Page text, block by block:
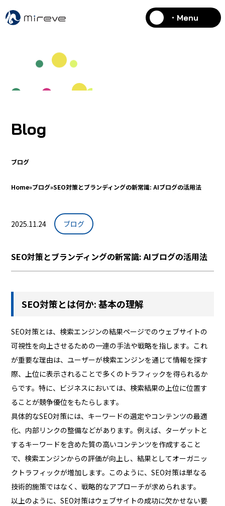
・Menu
Blog
ブログ
Home»ブログ»SEO対策とブランディングの新常識: AIブログの活用法
2025.11.24 ブログ
SEO対策とブランディングの新常識: AIブログの活用法
SEO対策とは何か: 基本の理解
SEO対策とは、検索エンジンの結果ページでのウェブサイトの
可視性を向上させるための一連の手法や戦略を指します。これ
が重要な理由は、ユーザーが検索エンジンを通じて情報を探す
際、上位に表示されることで多くのトラフィックを得られるか
らです。特に、ビジネスにおいては、検索結果の上位に位置す
ることが競争優位をもたらします。
具体的なSEO対策には、キーワードの選定やコンテンツの最適
化、内部リンクの整備などがあります。例えば、ターゲットと
するキーワードを含めた質の高いコンテンツを作成すること
で、検索エンジンからの評価が向上し、結果としてオーガニッ
クトラフィックが増加します。このように、SEO対策は単なる
技術的施策ではなく、戦略的なアプローチが求められます。
以上のように、SEO対策はウェブサイトの成功に欠かせない要